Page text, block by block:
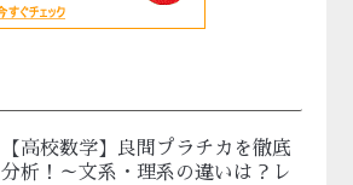
【高校数学】良問プラチカを徹底
分析！～文系・理系の違いは？レ